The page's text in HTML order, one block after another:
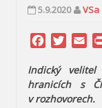
5.9.2020 VSa
Facebook
Indický
hranicích s
v rozhovorech.